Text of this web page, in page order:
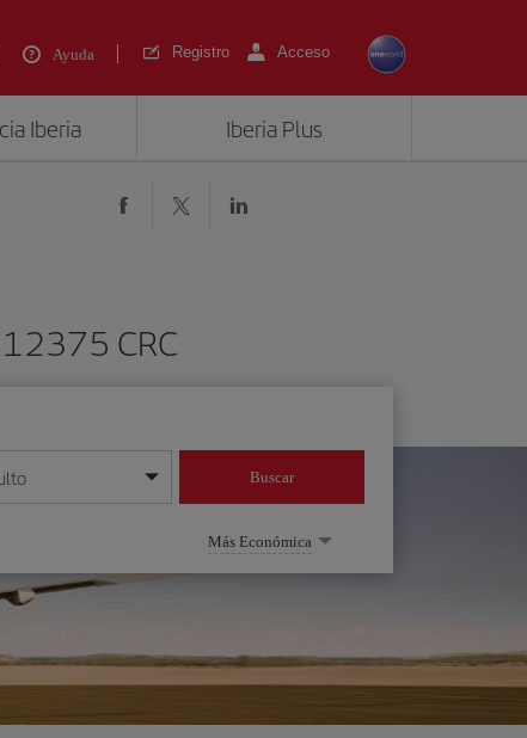
Ayuda Registro Acceso
Iberia Iberia Plus
CRC
mes/año
Buscar
Más Económica